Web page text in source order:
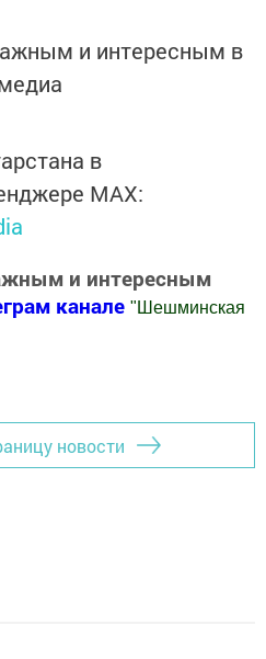
и интересным в
в
MАХ:
и интересным
канале " Шешминская
новости